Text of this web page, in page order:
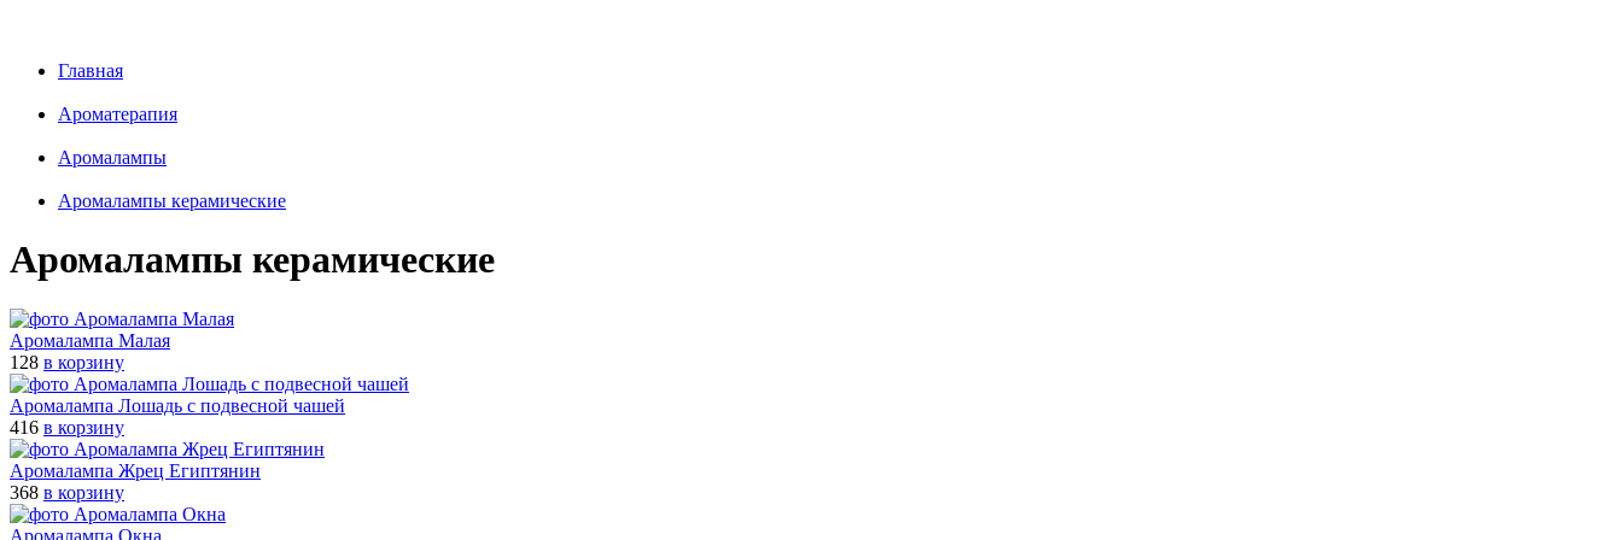
Главная
Ароматерапия
Аромалампы
Aромалампы керамические
Aромалампы керамические
Аромалампа Малая
128 в корзину
Аромалампа Лошадь с подвесной чашей
416 в корзину
Аромалампа Жрец Египтянин
368 в корзину
Аромалампа Окна